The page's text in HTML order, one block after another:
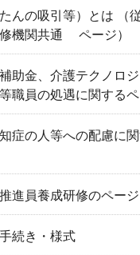
んの吸引等）とは （
機関共通 ページ）
助金、介護テクノロ
職員の処遇に関する
症の人等への配慮に
進員養成研修のページ
続き・様式